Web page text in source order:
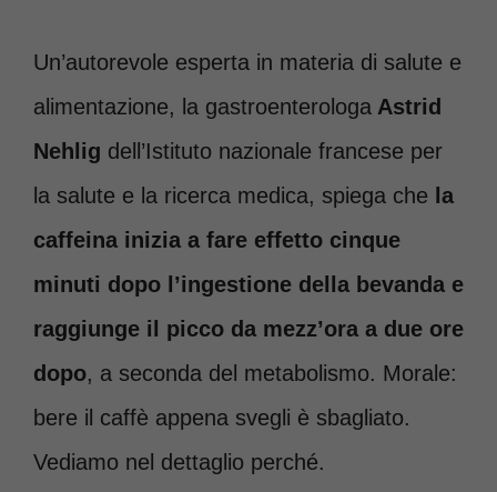
Un’autorevole esperta in materia di salute e
alimentazione, la gastroenterologa Astrid
Nehlig dell’Istituto nazionale francese per
la salute e la ricerca medica, spiega che la
caffeina inizia a fare effetto cinque
minuti dopo l’ingestione della bevanda e
raggiunge il picco da mezz’ora a due ore
dopo, a seconda del metabolismo. Morale:
bere il caffè appena svegli è sbagliato.
Vediamo nel dettaglio perché.